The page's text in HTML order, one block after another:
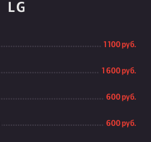
LG
1 100 руб.
1 600 руб.
600 руб.
600 руб.